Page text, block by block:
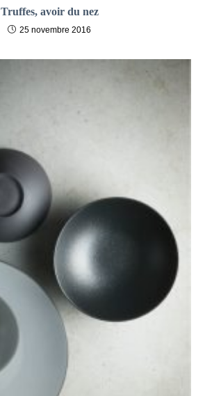
Truffes, avoir du nez
25 novembre 2016